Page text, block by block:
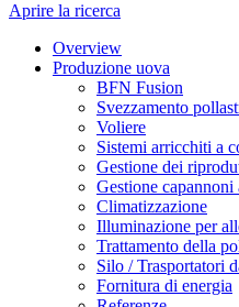
Aprire la ricerca
Overview
Produzione uova
BFN Fusion
Svezzamento
Voliere
Sistemi arricchiti a
Gestione dei
Gestione
Climatizzazione
Illuminazione per
Trattamento della
Silo / Trasportatori
Fornitura di energia